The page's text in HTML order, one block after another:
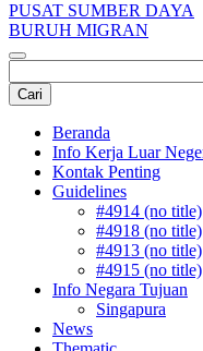
PUSAT SUMBER DAYA
BURUH MIGRAN
Beranda
Info Kerja Luar
Kontak Penting
Guidelines
#4914 (no title)
#4918 (no title)
#4913 (no title)
#4915 (no title)
Info Negara Tujuan
Singapura
News